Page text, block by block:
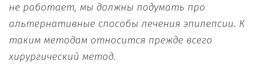
не работает, мы должны подумать про
альтернативные способы лечения эпилепсии. К
таким методам относится прежде всего
хирургический метод.